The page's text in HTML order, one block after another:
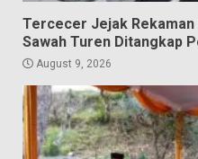
Tercecer Jejak Rekaman
Sawah Turen Ditangkap
August 9, 2026